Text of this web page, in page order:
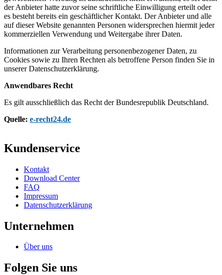
der Anbieter hatte zuvor seine schriftliche Einwilligung erteilt oder
es besteht bereits ein geschäftlicher Kontakt. Der Anbieter und alle
auf dieser Website genannten Personen widersprechen hiermit jeder
kommerziellen Verwendung und Weitergabe ihrer Daten.
Informationen zur Verarbeitung personenbezogener Daten, zu
Cookies sowie zu Ihren Rechten als betroffene Person finden Sie in
unserer Datenschutzerklärung.
Anwendbares Recht
Es gilt ausschließlich das Recht der Bundesrepublik Deutschland.
Quelle: e-recht24.de
Kundenservice
Kontakt
Download Center
FAQ
Impressum
Datenschutzerklärung
Unternehmen
Über uns
Folgen Sie uns